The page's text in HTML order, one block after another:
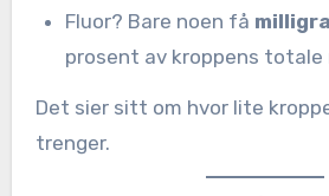
Fluor? Bare noen få
prosent av kroppens totale
Det sier sitt om hvor lite
trenger.